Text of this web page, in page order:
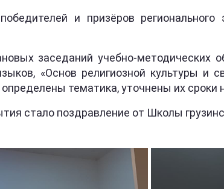
и призёров регионального
заседаний учебно-методических
«Основ религиозной культуры и
тематика, уточнены их сроки
стало поздравление от Школы